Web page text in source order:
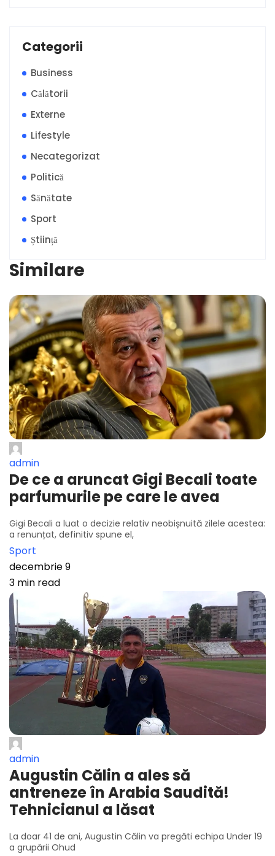
Categorii
Business
Călătorii
Externe
Lifestyle
Necategorizat
Politică
Sănătate
Sport
Știință
Similare
admin
De ce a aruncat Gigi Becali toate
parfumurile pe care le avea
Gigi Becali a luat o decizie relativ neobișnuită zilele acestea:
a renunțat, definitiv spune el,
Sport
decembrie 9
3 min read
admin
Augustin Călin a ales să
antreneze în Arabia Saudită!
Tehnicianul a lăsat
La doar 41 de ani, Augustin Călin va pregăti echipa Under 19
a grupării Ohud